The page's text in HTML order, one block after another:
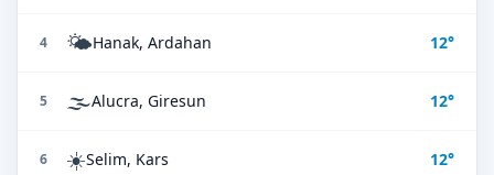
4 🌤️Hanak, Ardahan 12°
5 🌫️Alucra, Giresun 12°
6 ☀️Selim, Kars 12°